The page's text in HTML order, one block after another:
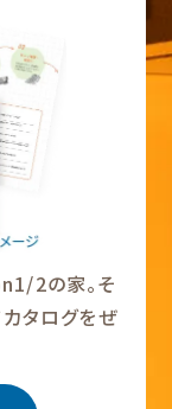
2の家。そ
タログをぜ